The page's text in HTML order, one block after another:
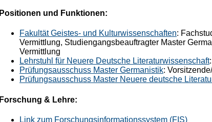
Positionen und Funktionen:
Fakultät Geistes- und Kulturwissenschaften:
Vermittlung, Studiengangsbeauftragter Master
Vermittlung
Lehrstuhl für Neuere Deutsche Literaturwissenschaft
Prüfungsausschuss Master Germanistik:
Prüfungsausschuss Master Neuere deutsche
Forschung & Lehre:
Link zum Forschungsinformationssystem (FIS)